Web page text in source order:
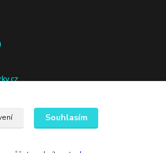
Souhlasím